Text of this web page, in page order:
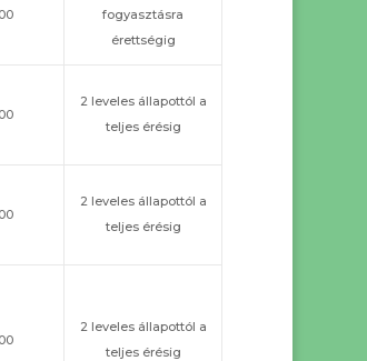
fogyasztásra
érettségig
2 leveles állapottól a
teljes érésig
2 leveles állapottól a
teljes érésig
2 leveles állapottól a
teljes érésig